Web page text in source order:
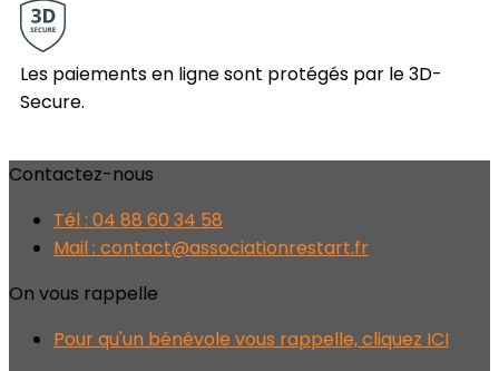
Les paiements en ligne sont protégés par le 3D-
Secure.
Contactez-nous
Tél : 04 88 60 34 58
Mail : contact@associationrestart.fr
On vous rappelle
Pour qu'un bénévole vous rappelle, cliquez ICI